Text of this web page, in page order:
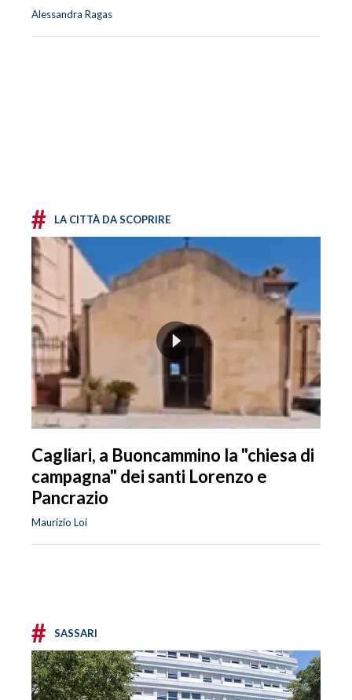
Alessandra Ragas
# LA CITTÀ DA SCOPRIRE
Cagliari, a Buoncammino la "chiesa di
campagna" dei santi Lorenzo e
Pancrazio
Maurizio Loi
# SASSARI